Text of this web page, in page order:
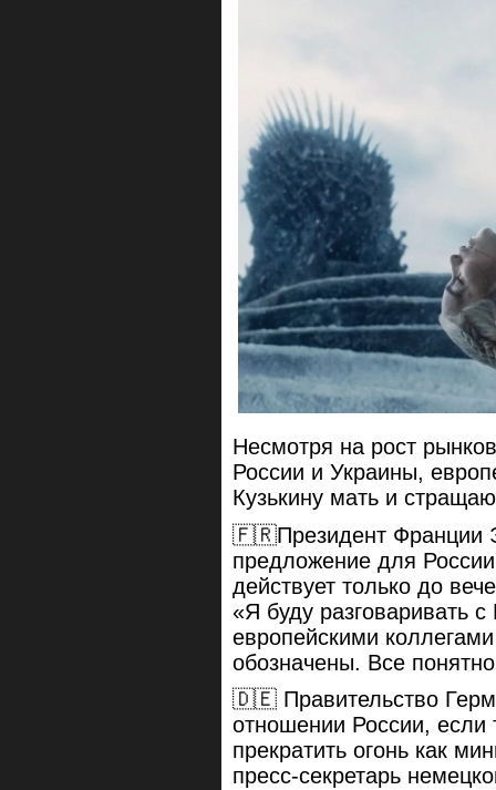
Несмотря на рост
России и Украины,
Кузькину мать и
🇫🇷Президент Франции
предложение для
действует только до
«Я буду разговаривать
европейскими
обозначены. Все
🇩🇪 Правительство
отношении России, если
прекратить огонь как
пресс-секретарь